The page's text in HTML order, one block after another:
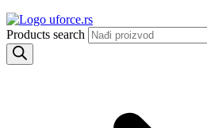
Products search